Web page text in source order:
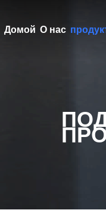
Домой О нас